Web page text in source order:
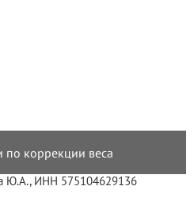
по коррекции веса
Ю.А., ИНН 575104629136